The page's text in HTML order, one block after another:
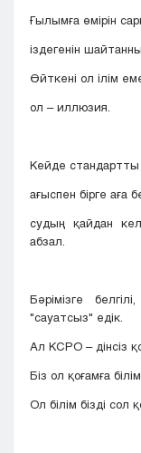
Ғылымға өмірін
іздегенін
Өйткені ол ілім
ол – иллюзия.
Кейде
ағыспен бірге аға
судың қайдан
абзал.
Бәрімізге
"сауатсыз" едік.
Ал КСРО – дінсіз
Біз ол қоғамға
Ол білім бізді